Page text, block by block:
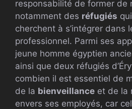
responsabilité de former de
notamment des réfugiés
cherchent à s’intégrer dans
professionnel. Parmi ses
jeune homme égyptien
ainsi que deux réfugiés
combien il est essentiel de
de la bienveillance et de la
envers ses employés, car